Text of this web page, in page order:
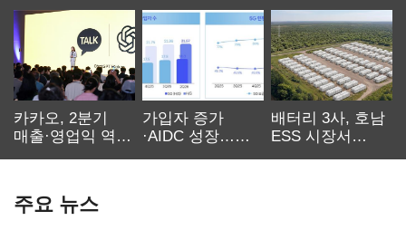
카카오, 2분기
매출·영업익 역대
가입자 증가
·AIDC 성장…
배터리 3사, 호남
ESS 시장서
주요 뉴스